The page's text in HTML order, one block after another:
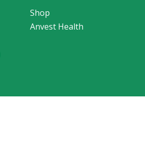
Shop
Anvest Health